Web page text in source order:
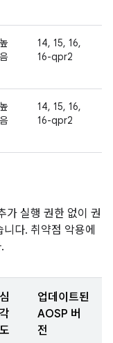
높
음
14, 15, 16,
16-qpr2
높
음
14, 15, 16,
16-qpr2
가 실행 권한 없이 권
다. 취약점 악용에
심
각
도
업데이트된
AOSP 버
전